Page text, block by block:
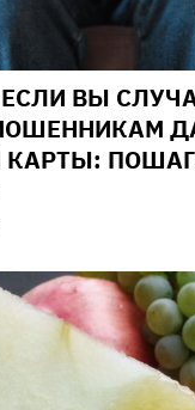
ВЫ
КАРТЫ: